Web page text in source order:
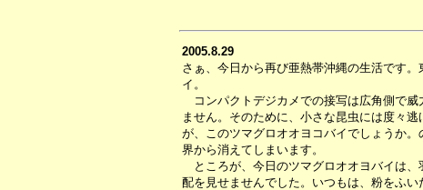
2005.8.29
さぁ、今日から再び亜熱帯沖縄の生活です
イ。
コンパクトデジカメでの接写は広角側で威
ません。そのために、小さな昆虫には度々
が、このツマグロオオヨコバイでしょうか
界から消えてしまいます。
ところが、今日のツマグロオオヨバイは、
配を見せませんでした。いつもは、粉をふ